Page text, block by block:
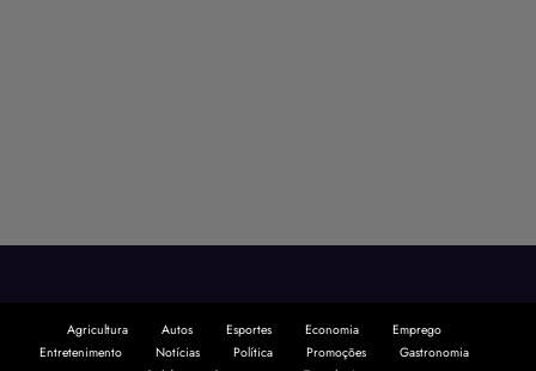
Agricultura Autos Esportes Economia
Emprego
Entretenimento
Notícias Política Promoções
Gastronomia